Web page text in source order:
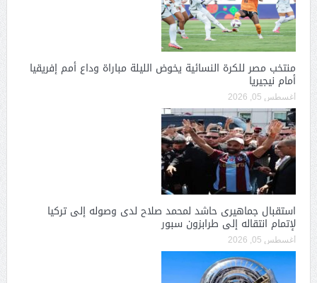
منتخب مصر للكرة النسائية يخوض الليلة مباراة وداع أمم إفريقيا
أمام نيجيريا
أغسطس 05, 2026
استقبال جماهيرى حاشد لمحمد صلاح لدى وصوله إلى تركيا
لإتمام انتقاله إلى طرابزون سبور
أغسطس 05, 2026